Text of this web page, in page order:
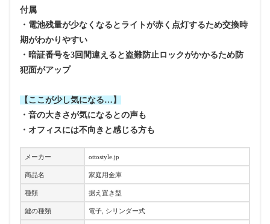
付属
・電池残量が少なくなるとライトが赤く点灯するため交換時
期がわかりやすい
・暗証番号を3回間違えると盗難防止ロックがかかるため防
犯面がアップ
【ここが少し気になる…】
・音の大きさが気になるとの声も
・オフィスには不向きと感じる方も
メーカー ottostyle.jp
商品名 家庭用金庫
種類 据え置き型
鍵の種類 電子, シリンダー式